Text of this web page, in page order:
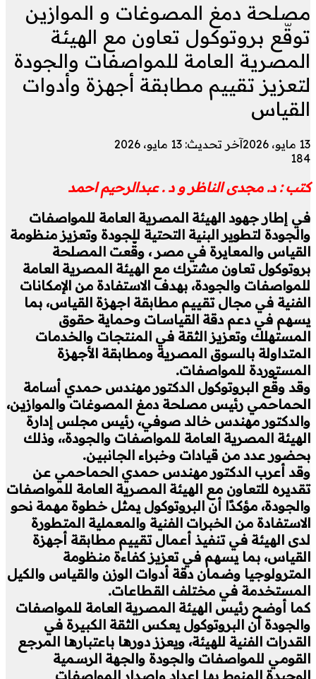
مصلحة دمغ المصوغات و الموازين
توقّع بروتوكول تعاون مع الهيئة
المصرية العامة للمواصفات والجودة
لتعزيز تقييم مطابقة أجهزة وأدوات
القياس
13 مايو، 2026
آخر تحديث: 13 مايو، 2026
184
كتب : د. مجدى الناظر و د . عبدالرحيم احمد
في إطار جهود الهيئة المصرية العامة للمواصفات
والجودة لتطوير البنية التحتية للجودة وتعزيز منظومة
القياس والمعايرة في مصر ، وقّعت المصلحة
بروتوكول تعاون مشترك مع الهيئة المصرية العامة
للمواصفات والجودة، بهدف الاستفادة من الإمكانات
الفنية في مجال تقييم مطابقة اجهزة القياس، بما
يسهم في دعم دقة القياسات وحماية حقوق
المستهلك وتعزيز الثقة في المنتجات والخدمات
المتداولة بالسوق المصرية ومطابقة الأجهزة
المستوردة للمواصفات.
وقد وقّع البروتوكول الدكتور مهندس حمدي أسامة
الحماحمي رئيس مصلحة دمغ المصوغات والموازين،
والدكتور مهندس خالد صوفي، رئيس مجلس إدارة
الهيئة المصرية العامة للمواصفات والجودة،، وذلك
بحضور عدد من قيادات وخبراء الجانبين.
وقد أعرب الدكتور مهندس حمدي الحماحمي عن
تقديره للتعاون مع الهيئة المصرية العامة للمواصفات
والجودة، مؤكدًا أن البروتوكول يمثل خطوة مهمة نحو
الاستفادة من الخبرات الفنية والمعملية المتطورة
لدى الهيئة في تنفيذ أعمال تقييم مطابقة أجهزة
القياس، بما يسهم في تعزيز كفاءة منظومة
المترولوجيا وضمان دقة أدوات الوزن والقياس والكيل
المستخدمة في مختلف القطاعات.
كما أوضح رئيس الهيئة المصرية العامة للمواصفات
والجودة أن البروتوكول يعكس الثقة الكبيرة في
القدرات الفنية للهيئة، ويعزز دورها باعتبارها المرجع
القومي للمواصفات والجودة والجهة الرسمية
الوحيدة المنوط بها إعداد وإصدار المواصفات